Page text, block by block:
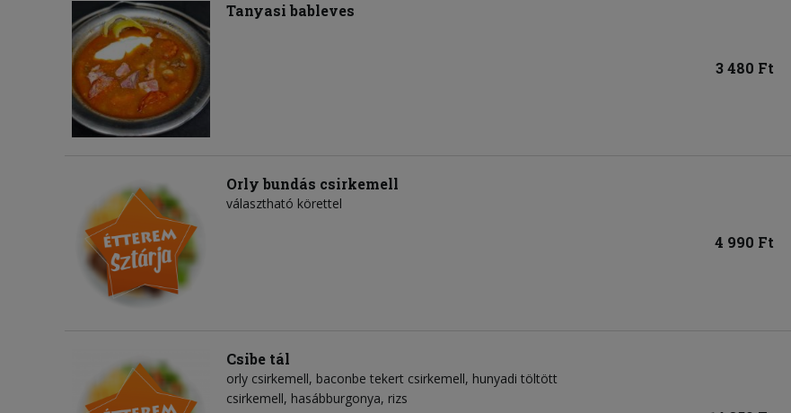
Tanyasi bableves
3 480 Ft
Orly bundás csirkemell
választható körettel
4 990 Ft
Csibe tál
orly csirkemell, baconbe tekert csirkemell, hunyadi töltött
csirkemell, hasábburgonya, rizs